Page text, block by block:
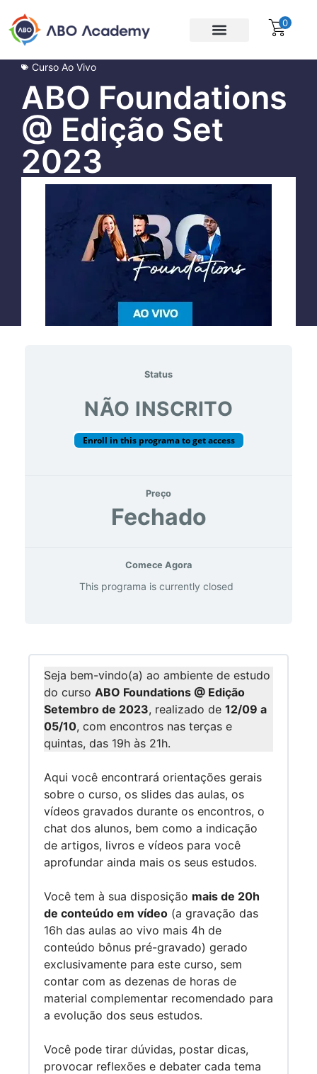
0
Curso Ao Vivo
ABO Foundations
@ Edição Set
2023
Status
NÃO INSCRITO
Enroll in this programa to get access
Preço
Fechado
Comece Agora
This programa is currently closed
Seja bem-vindo(a) ao ambiente de estudo
do curso ABO Foundations @ Edição
Setembro de 2023, realizado de 12/09 a
05/10, com encontros nas terças e
quintas, das 19h às 21h.
Aqui você encontrará orientações gerais
sobre o curso, os slides das aulas, os
vídeos gravados durante os encontros, o
chat dos alunos, bem como a indicação
de artigos, livros e vídeos para você
aprofundar ainda mais os seus estudos.
Você tem à sua disposição mais de 20h
de conteúdo em vídeo (a gravação das
16h das aulas ao vivo mais 4h de
conteúdo bônus pré-gravado) gerado
exclusivamente para este curso, sem
contar com as dezenas de horas de
material complementar recomendado para
a evolução dos seus estudos.
Você pode tirar dúvidas, postar dicas,
provocar reflexões e debater cada tema